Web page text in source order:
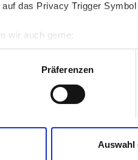
das Privacy Trigger
wir auch gerne:
geografische Lage erfassen,
Scannen nach bestimmten
Ihre persönlichen Daten
und Anzeigen zu
zu analysieren.
Präferenzen
Auswahl